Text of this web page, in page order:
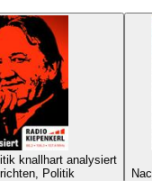
knallhart analysiert
Politik